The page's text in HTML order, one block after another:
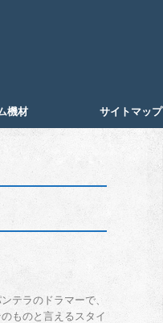
機材 サイトマップ
テラのドラマーで、
ものと言えるスタイ